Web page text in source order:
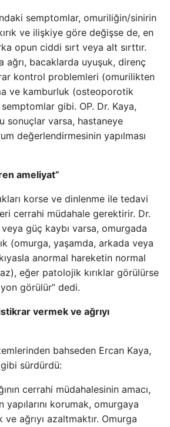
semptomlar, omuriliğin/sinirin
ve ilişkiye göre değişse de, en
opun ciddi sırt veya alt sırttır.
ağrı, bacaklarda uyuşuk, direnç
kontrol problemleri (omurilikten
ve kamburluk (osteoporotik
semptomlar gibi. OP. Dr. Kaya,
sonuçlar varsa, hastaneye
değerlendirmesinin yapılması
ameliyat”
korse ve dinlenme ile tedavi
cerrahi müdahale gerektirir. Dr.
veya güç kaybı varsa, omurgada
(omurga, yaşamda, arkada veya
anormal hareketin normal
eğer patolojik kırıklar görülürse
görülür” dedi.
vermek ve ağrıyı
bahseden Ercan Kaya,
sürdürdü:
cerrahi müdahalesinin amacı,
korumak, omurgaya
ağrıyı azaltmaktır. Omurga